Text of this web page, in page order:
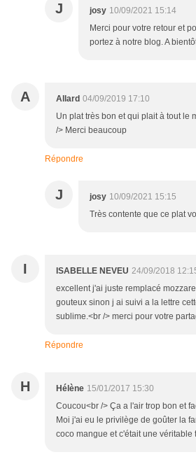
J josy 10/09/2021 15:14
Merci pour votre retour et
portez à notre blog. A
A Allard 04/09/2019 17:10
Un plat très bon et qui plait à tout le
/> Merci beaucoup
Répondre
J josy 10/09/2021 15:15
Très contente que ce plat
I ISABELLE NEVEU 24/09/2018
excellent j'ai juste remplacé
gouteux sinon j ai suivi a la lettre
sublime.<br /> merci pour votre
Répondre
H Hélène 15/01/2017 15:30
Coucou<br /> Ça a l'air trop bon et
Moi j'ai eu le privilège de goûter la
coco mangue et c'était une véritable